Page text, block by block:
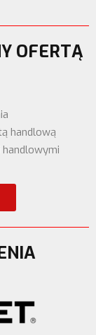
OFERTĄ
handlową